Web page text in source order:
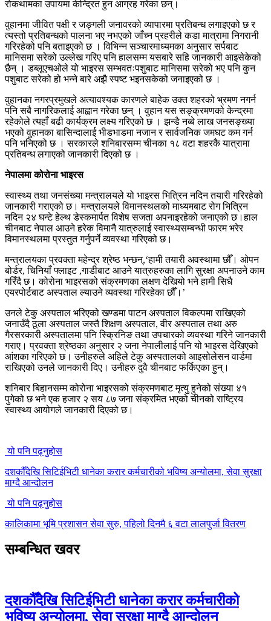
रोकथामका उपायमा केन्द्रित हुन आग्रह गरेका छन्।
वुहानमा जीवित पक्षी र जङ्गली जनावरको व्यापारमा प्रतिबन्ध लगाइएको छ र
त्यस्तो प्रतिबन्धको पालना भए नभएको जाँच्न प्रहरीले कडा मात्रामा निगरानी
गरिरहेको पनि बताइएको छ । विभिन्न सञ्चारमाध्यमका अनुसार सर्पबाट
मानिसमा सरेको उल्लेख गरिए पनि हालसम्म यसबारे सहि जानकारी आइसेकेको
छैन् । डब्लूएचओले यो भाइरस सम्भवतःपशुबाट मानिसमा सरेको भए पनि कुन
पशुबाट सरेको हो भन्ने बारे अझै स्पष्ट भइनसकेको जनाइएको छ ।
वुहानका नगरप्रमुखले अत्यावश्यक कारणले बाहेक उक्त शहरको भ्रमण नगर्न
पनि सबै नागरिकलाई आह्वान गरेका छन् । वुहान यस सङ्क्रमणको केन्द्रमा
रहेकोले त्यहाँ बढी कार्यक्रम लक्ष्य गरिएको छ । झन्डै नब्बे लाख जनसङ्ख्या
भएको वुहानका बासिन्दालाई भीडभाडमा नजान र सार्वजनिक जमघट कम गर्न
पनि भनिएको छ । सरकारले शनिबारसम्म चीनका १८ वटा शहरकै यात्रामा
प्रतिबन्ध लगाएको जानकारी दिएको छ ।
नेपालमा कोरोना भाइरस
स्वास्थ्य तथा जनसंख्या मन्त्रालयले यो भाइरस भित्रिन नदिन तयारी गरिरहेको
जानकारी गराएको छ। मन्त्रालयले विमानस्थलको माध्यमबाट रोग भित्रिन
नदिन २४ घन्टे हेल्थ डेस्कमार्पत विशेष सजता अपनाइरहेको जनाएको छ।हाल
चीनबाट नेपाल आउने हरेक विमानै यात्रुलाई स्वास्थ्यसम्बन्धी फारम भरेर
विमानस्थलमा प्रस्तुत गर्नुपर्ने व्यवस्था गरिएको छ।
मन्त्रालयका प्रवक्ता महेन्द्र श्रेष्ठ भन्छन्,‘हामी तयारी अवस्थामा छौँ। ओपन
बोर्डर, चिनियाँ फ्लाइट ,गाडीबाट आउने यात्रुहरुका लागि सुरक्षा अपनाउने काम
गरिँदै छ। कोरोना भाइरसको संक्रमणका लक्षण देखियो भने हामी सिधै
एयरपोर्टबाट अस्पताल ल्याउने व्यवस्था गरिरहेका छौँ।’
उनले टेकु अस्पताल भरिएको खण्डमा पाटन अस्पताल विकल्पमा राखिएको
जनाउँदै ठूला अस्पताल जस्तै शिक्षण अस्पताल, वीर अस्पताल तथा अरु
गैरसरकारी अस्पतालमा पनि स्क्रिनिङ तथा उपचारको व्यवस्था गरिने जानकारी
गराए। प्रवक्ता श्रेष्ठका अनुसार २ जना नेपालीलाई पनि यो भाइरस देखिएको
आंशका गरिएको छ। उनीहरुले अहिले टेकु अस्पतालको आइसोलेसन वार्डमा
राखिएको उनले जानकारी दिए। उनीहरु दुवै चीनबाट फर्किएका हुन्।
शनिबार बिहानसम्म कोरोना भाइरसको संक्रमणबाट मृत्यु हुनेको संख्या ४१
पुगेको छ भने एक हजार २ सय ८७ जना संक्रमित भएको चीनको राष्ट्रिय
स्वास्थ्य आयोगले जानकारी दिएको छ।
यो पनि पढ्नुहोस
दशकौँदेखि सिटिईभिटी धानेका करार कर्मचारीको भविष्य अन्योलमा, सेवा सुरक्षा
माग्दै आन्दोलन
यो पनि पढ्नुहोस
कालिकामा भूमि प्रशासन सेवा सुरु, पहिलो दिनमै ६ वटा लालपुर्जा वितरण
सम्बन्धित खवर
दशकौँदेखि सिटिईभिटी धानेका करार कर्मचारीको
भविष्य अन्योलमा, सेवा सुरक्षा माग्दै आन्दोलन